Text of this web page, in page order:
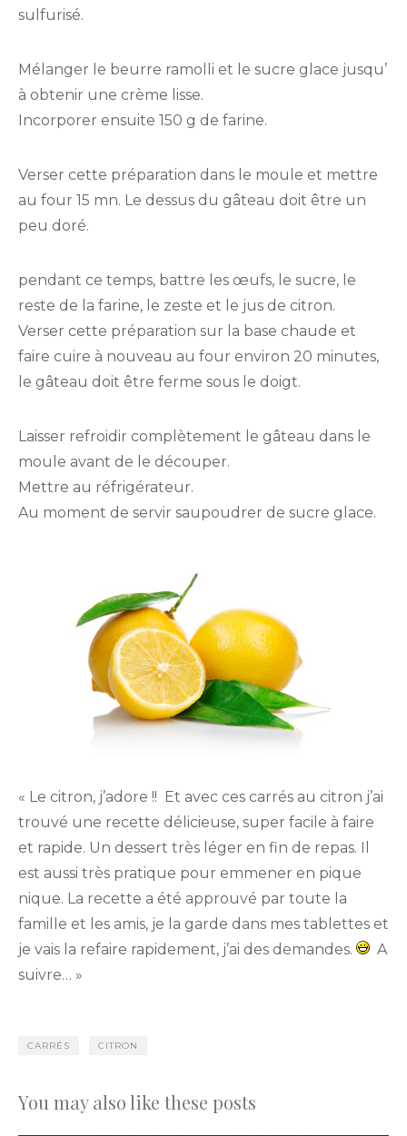
sulfurisé.
Mélanger le beurre ramolli et le sucre glace jusqu’
à obtenir une crème lisse.
Incorporer ensuite 150 g de farine.
Verser cette préparation dans le moule et mettre
au four 15 mn. Le dessus du gâteau doit être un
peu doré.
pendant ce temps, battre les œufs, le sucre, le
reste de la farine, le zeste et le jus de citron.
Verser cette préparation sur la base chaude et
faire cuire à nouveau au four environ 20 minutes,
le gâteau doit être ferme sous le doigt.
Laisser refroidir complètement le gâteau dans le
moule avant de le découper.
Mettre au réfrigérateur.
Au moment de servir saupoudrer de sucre glace.
« Le citron, j’adore !! Et avec ces carrés au citron j’ai
trouvé une recette délicieuse, super facile à faire
et rapide. Un dessert très léger en fin de repas. Il
est aussi très pratique pour emmener en pique
nique. La recette a été approuvé par toute la
famille et les amis, je la garde dans mes tablettes et
je vais la refaire rapidement, j’ai des demandes.
A
suivre… »
CARRÉS CITRON
You may also like these posts